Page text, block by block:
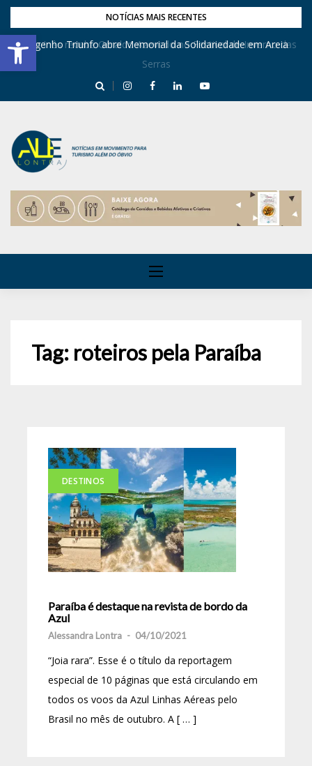
Barra de Ferramentas Aberta
NOTÍCIAS MAIS RECENTES
Dona Inês recebe Geraldo Azevedo no Festival de Inverno das
Serras
Engenho Triunfo abre Memorial da Solidariedade em Areia
Tag: roteiros pela Paraíba
DESTINOS
Paraíba é destaque na revista de bordo da
Azul
Alessandra Lontra - 04/10/2021
“Joia rara”. Esse é o título da reportagem
especial de 10 páginas que está circulando em
todos os voos da Azul Linhas Aéreas pelo
Brasil no mês de outubro. A [ … ]